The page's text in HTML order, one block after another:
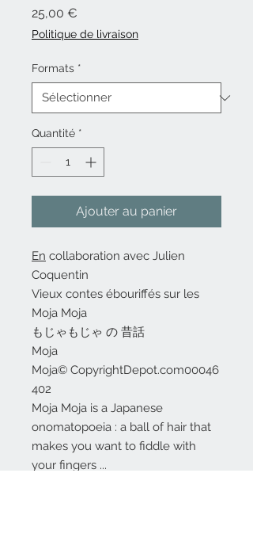
25,00 €
Politique de livraison
Formats *
Quantité *
Ajouter au panier
En collaboration avec Julien
Coquentin
Vieux contes ébouriffés sur les
Moja Moja
もじゃもじゃ の 昔話
Moja
Moja© CopyrightDepot.com00046
402
Moja Moja is a Japanese
onomatopoeia : a ball of hair that
makes you want to fiddle with
your fingers ...